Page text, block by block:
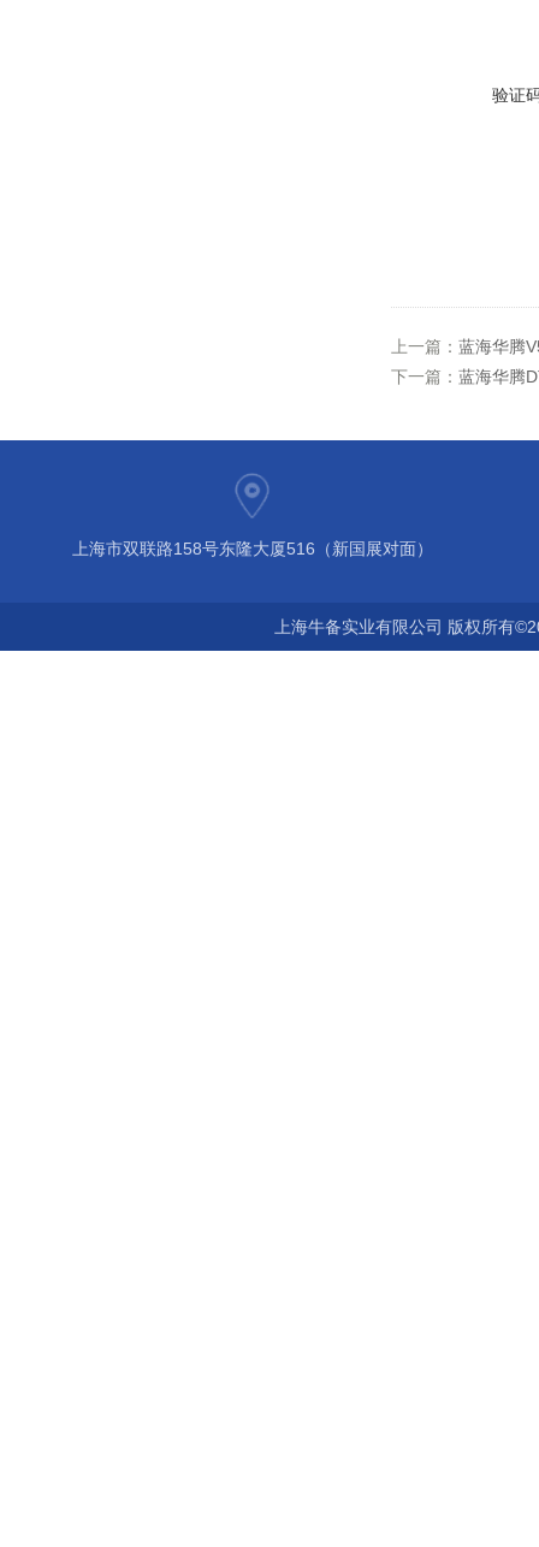
验证
上一篇： 蓝海华腾
下一篇： 蓝海华腾
上海市双联路158号东隆大厦516（新国展对面）
上海牛备实业有限公司 版权所有